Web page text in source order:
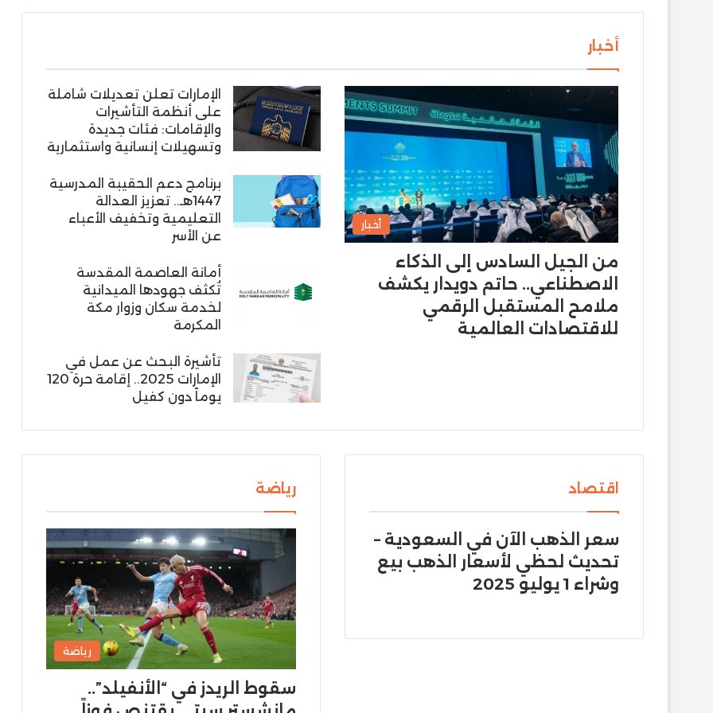
أخبار
أخبار
من الجيل السادس إلى الذكاء
الاصطناعي.. حاتم دويدار يكشف
ملامح المستقبل الرقمي
للاقتصادات العالمية
الإمارات تعلن تعديلات شاملة
على أنظمة التأشيرات
والإقامات: فئات جديدة
وتسهيلات إنسانية واستثمارية
برنامج دعم الحقيبة المدرسية
1447هـ.. تعزيز العدالة
التعليمية وتخفيف الأعباء
عن الأسر
أمانة العاصمة المقدسة
تُكثف جهودها الميدانية
لخدمة سكان وزوار مكة
المكرمة
تأشيرة البحث عن عمل في
الإمارات 2025.. إقامة حرة 120
يوماً دون كفيل
اقتصاد
سعر الذهب الآن في السعودية –
تحديث لحظي لأسعار الذهب بيع
وشراء 1 يوليو 2025
رياضة
رياضة
سقوط الريدز في “الأنفيلد”..